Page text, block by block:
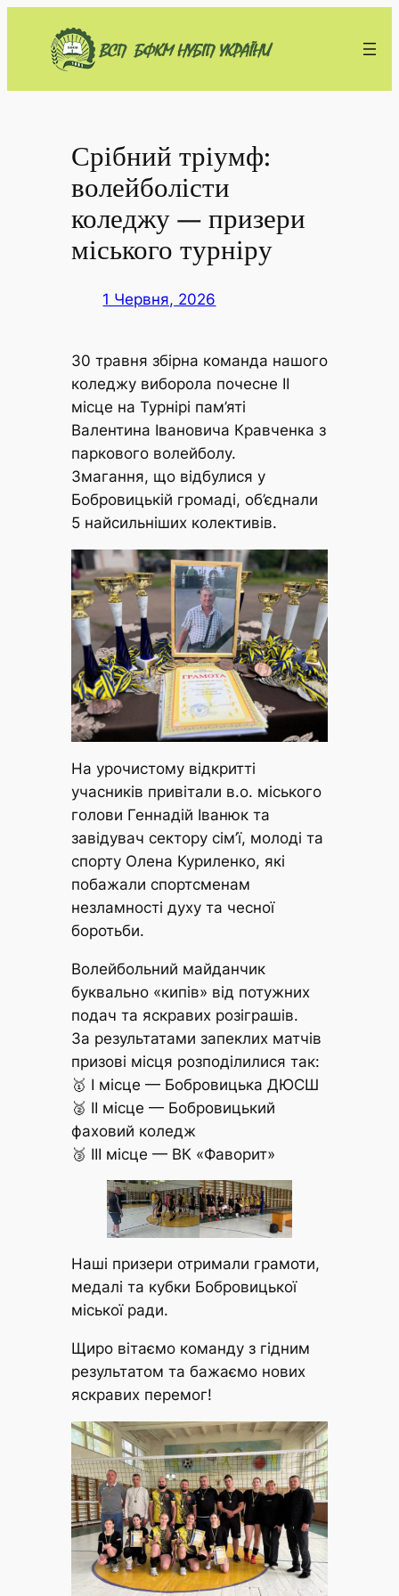
вмісту
Срібний тріумф:
волейболісти
коледжу — призери
міського турніру
1 Червня, 2026
30 травня збірна команда нашого
коледжу виборола почесне ІІ
місце на Турнірі пам’яті
Валентина Івановича Кравченка з
паркового волейболу.
Змагання, що відбулися у
Бобровицькій громаді, об’єднали
5 найсильніших колективів.
На урочистому відкритті
учасників привітали в.о. міського
голови Геннадій Іванюк та
завідувач сектору сім’ї, молоді та
спорту Олена Куриленко, які
побажали спортсменам
незламності духу та чесної
боротьби.
Волейбольний майданчик
буквально «кипів» від потужних
подач та яскравих розіграшів.
За результатами запеклих матчів
призові місця розподілилися так:
🥇 І місце — Бобровицька ДЮСШ
🥈 ІІ місце — Бобровицький
фаховий коледж
🥉 ІІІ місце — ВК «Фаворит»
Наші призери отримали грамоти,
медалі та кубки Бобровицької
міської ради.
Щиро вітаємо команду з гідним
результатом та бажаємо нових
яскравих перемог!